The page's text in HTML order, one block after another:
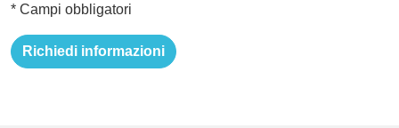
* Campi obbligatori